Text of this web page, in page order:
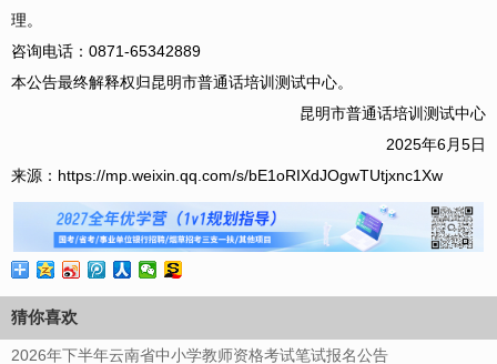
理。
咨询电话：0871-65342889
本公告最终解释权归昆明市普通话培训测试中心。
昆明市普通话培训测试中心
2025年6月5日
来源：https://mp.weixin.qq.com/s/bE1oRIXdJOgwTUtjxnc1Xw
猜你喜欢
2026年下半年云南省中小学教师资格考试笔试报名公告